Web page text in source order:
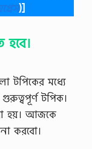
মে
র
2
বি
মে
য়ে
)]
হবে।
টপিকের মধ্যে
টপিক।
হয়। আজকে
করবো।